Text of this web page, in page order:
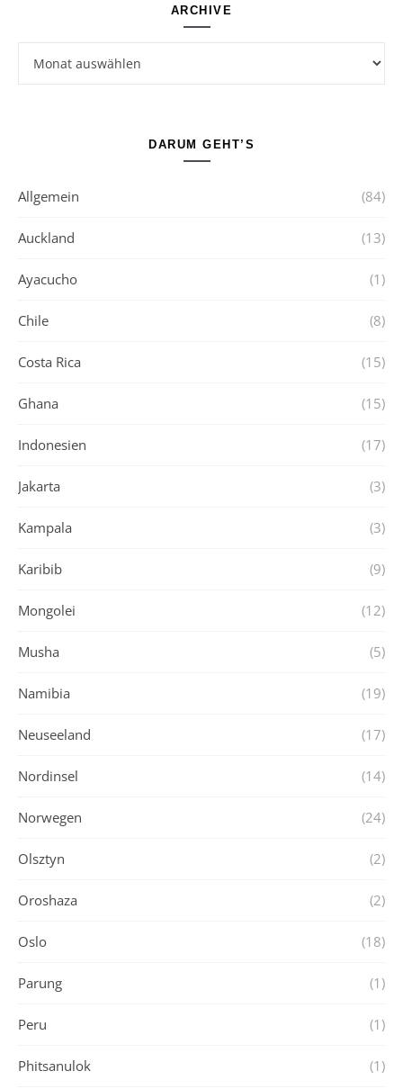
ARCHIVE
DARUM GEHT’S
Allgemein (84)
Auckland (13)
Ayacucho (1)
Chile (8)
Costa Rica (15)
Ghana (15)
Indonesien (17)
Jakarta (3)
Kampala (3)
Karibib (9)
Mongolei (12)
Musha (5)
Namibia (19)
Neuseeland (17)
Nordinsel (14)
Norwegen (24)
Olsztyn (2)
Oroshaza (2)
Oslo (18)
Parung (1)
Peru (1)
Phitsanulok (1)